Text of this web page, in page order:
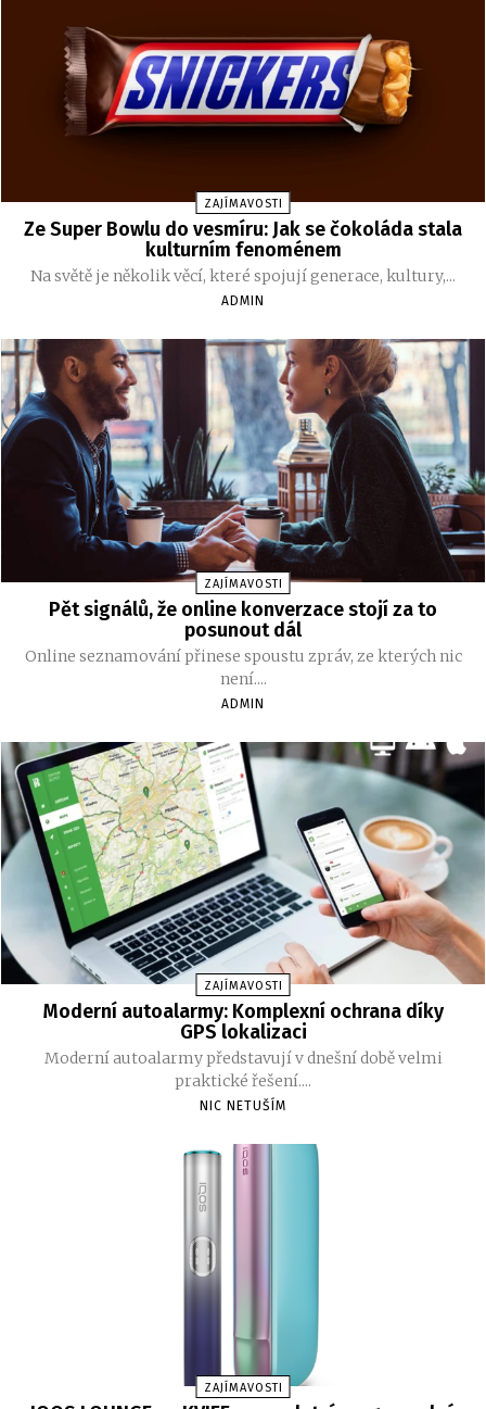
ZAJÍMAVOSTI
Ze Super Bowlu do vesmíru: Jak se čokoláda stala
kulturním fenoménem
Na světě je několik věcí, které spojují generace, kultury,...
ADMIN
ZAJÍMAVOSTI
Pět signálů, že online konverzace stojí za to
posunout dál
Online seznamování přinese spoustu zpráv, ze kterých nic
není....
ADMIN
ZAJÍMAVOSTI
Moderní autoalarmy: Komplexní ochrana díky
GPS lokalizaci
Moderní autoalarmy představují v dnešní době velmi
praktické řešení....
NIC NETUŠÍM
ZAJÍMAVOSTI